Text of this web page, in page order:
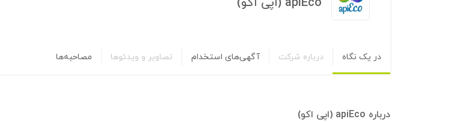
در یک نگاه درباره شرکت آگهی‌های استخدام تصاویر و ویدئوها مصاحبه‌ها
درباره apiEco (اپی اکو)